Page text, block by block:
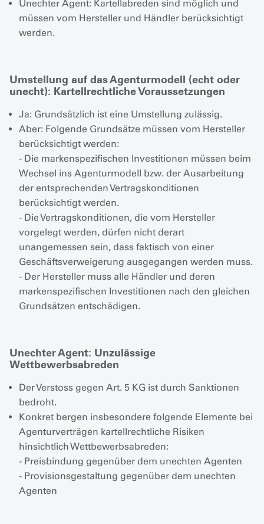
Unechter Agent: Kartellabreden sind möglich und
müssen vom Hersteller und Händler berücksichtigt
werden.
Umstellung auf das Agenturmodell (echt oder
unecht): Kartellrechtliche Voraussetzungen
Ja: Grundsätzlich ist eine Umstellung zulässig.
Aber: Folgende Grundsätze müssen vom Hersteller
berücksichtigt werden:
- Die markenspezifischen Investitionen müssen beim
Wechsel ins Agenturmodell bzw. der Ausarbeitung
der entsprechenden Vertragskonditionen
berücksichtigt werden.
- Die Vertragskonditionen, die vom Hersteller
vorgelegt werden, dürfen nicht derart
unangemessen sein, dass faktisch von einer
Geschäftsverweigerung ausgegangen werden muss.
- Der Hersteller muss alle Händler und deren
markenspezifischen Investitionen nach den gleichen
Grundsätzen entschädigen.
Unechter Agent: Unzulässige
Wettbewerbsabreden
Der Verstoss gegen Art. 5 KG ist durch Sanktionen
bedroht.
Konkret bergen insbesondere folgende Elemente bei
Agenturverträgen kartellrechtliche Risiken
hinsichtlich Wettbewerbsabreden:
- Preisbindung gegenüber dem unechten Agenten
- Provisionsgestaltung gegenüber dem unechten
Agenten